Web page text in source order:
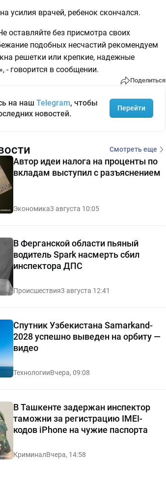
усилия врачей, ребенок скончался.
оставляйте без присмотра своих
подобных несчастий рекомендуем
решетки или крепкие, надежные
- говорится в сообщении.
Поделиться
на наш Telegram, чтобы
новостей.
Перейти
Смотреть еще
Автор идеи налога на проценты по
вкладам выступил с разъяснением
Экономика3 августа 10:05
В Ферганской области пьяный
водитель Spark насмерть сбил
инспектора ДПС
Происшествия3 августа 12:41
Спутник Узбекистана Samarkand-
2028 успешно выведен на орбиту —
видео
ТехнологииВчера, 09:08
В Ташкенте задержан инспектор
таможни за регистрацию IMEI-
кодов iPhone на чужие паспорта
КриминалВчера, 14:58